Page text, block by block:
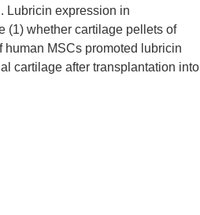
Lubricin expression in
(1) whether cartilage pellets of
MSCs promoted lubricin
cartilage after transplantation into